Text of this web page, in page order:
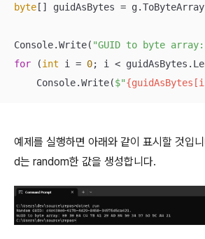
byte [] guidAsBytes =
Console.Write( "GUID to byte
for (int i = 0; i <
    Console.Write(
$"
예제를 실행하면 아래와 같이 표시할 것입
d는 random한 값을 생성합니다.